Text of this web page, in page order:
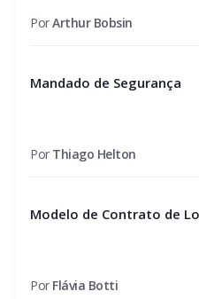
PorArthur Bobsin
Mandado de Segurança
Por Thiago Helton
Modelo de Contrato de
Por Flávia Botti